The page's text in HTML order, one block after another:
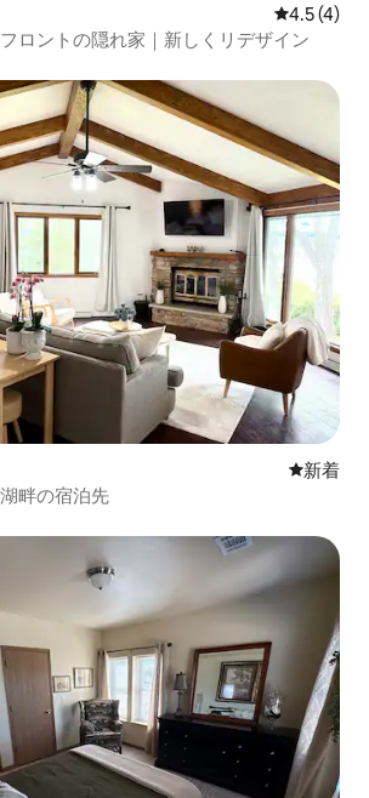
レビュー4
4.5 (4)
ロントの隠れ家｜新しくリデザイン
新しい宿
新着
畔の宿泊先